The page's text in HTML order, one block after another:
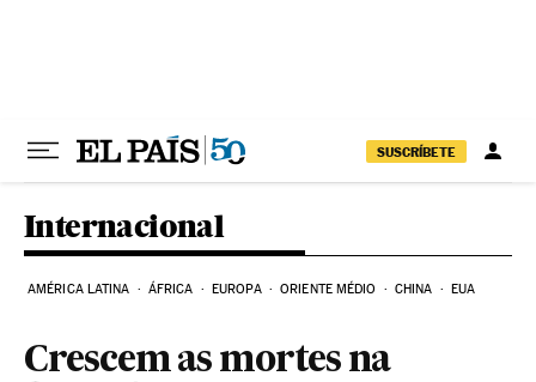
SUSCRÍBETE
Internacional
AMÉRICA LATINA ÁFRICA EUROPA ORIENTE MÉDIO CHINA EUA
Crescem as mortes na